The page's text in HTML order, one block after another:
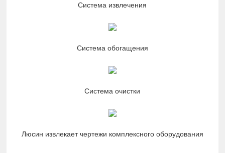
Система извлечения
Система обогащения
Система очистки
Люсин извлекает чертежи комплексного оборудования